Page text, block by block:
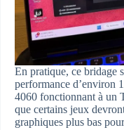
En pratique, ce bridage
performance d’environ
4060 fonctionnant à un
que certains jeux
graphiques plus bas